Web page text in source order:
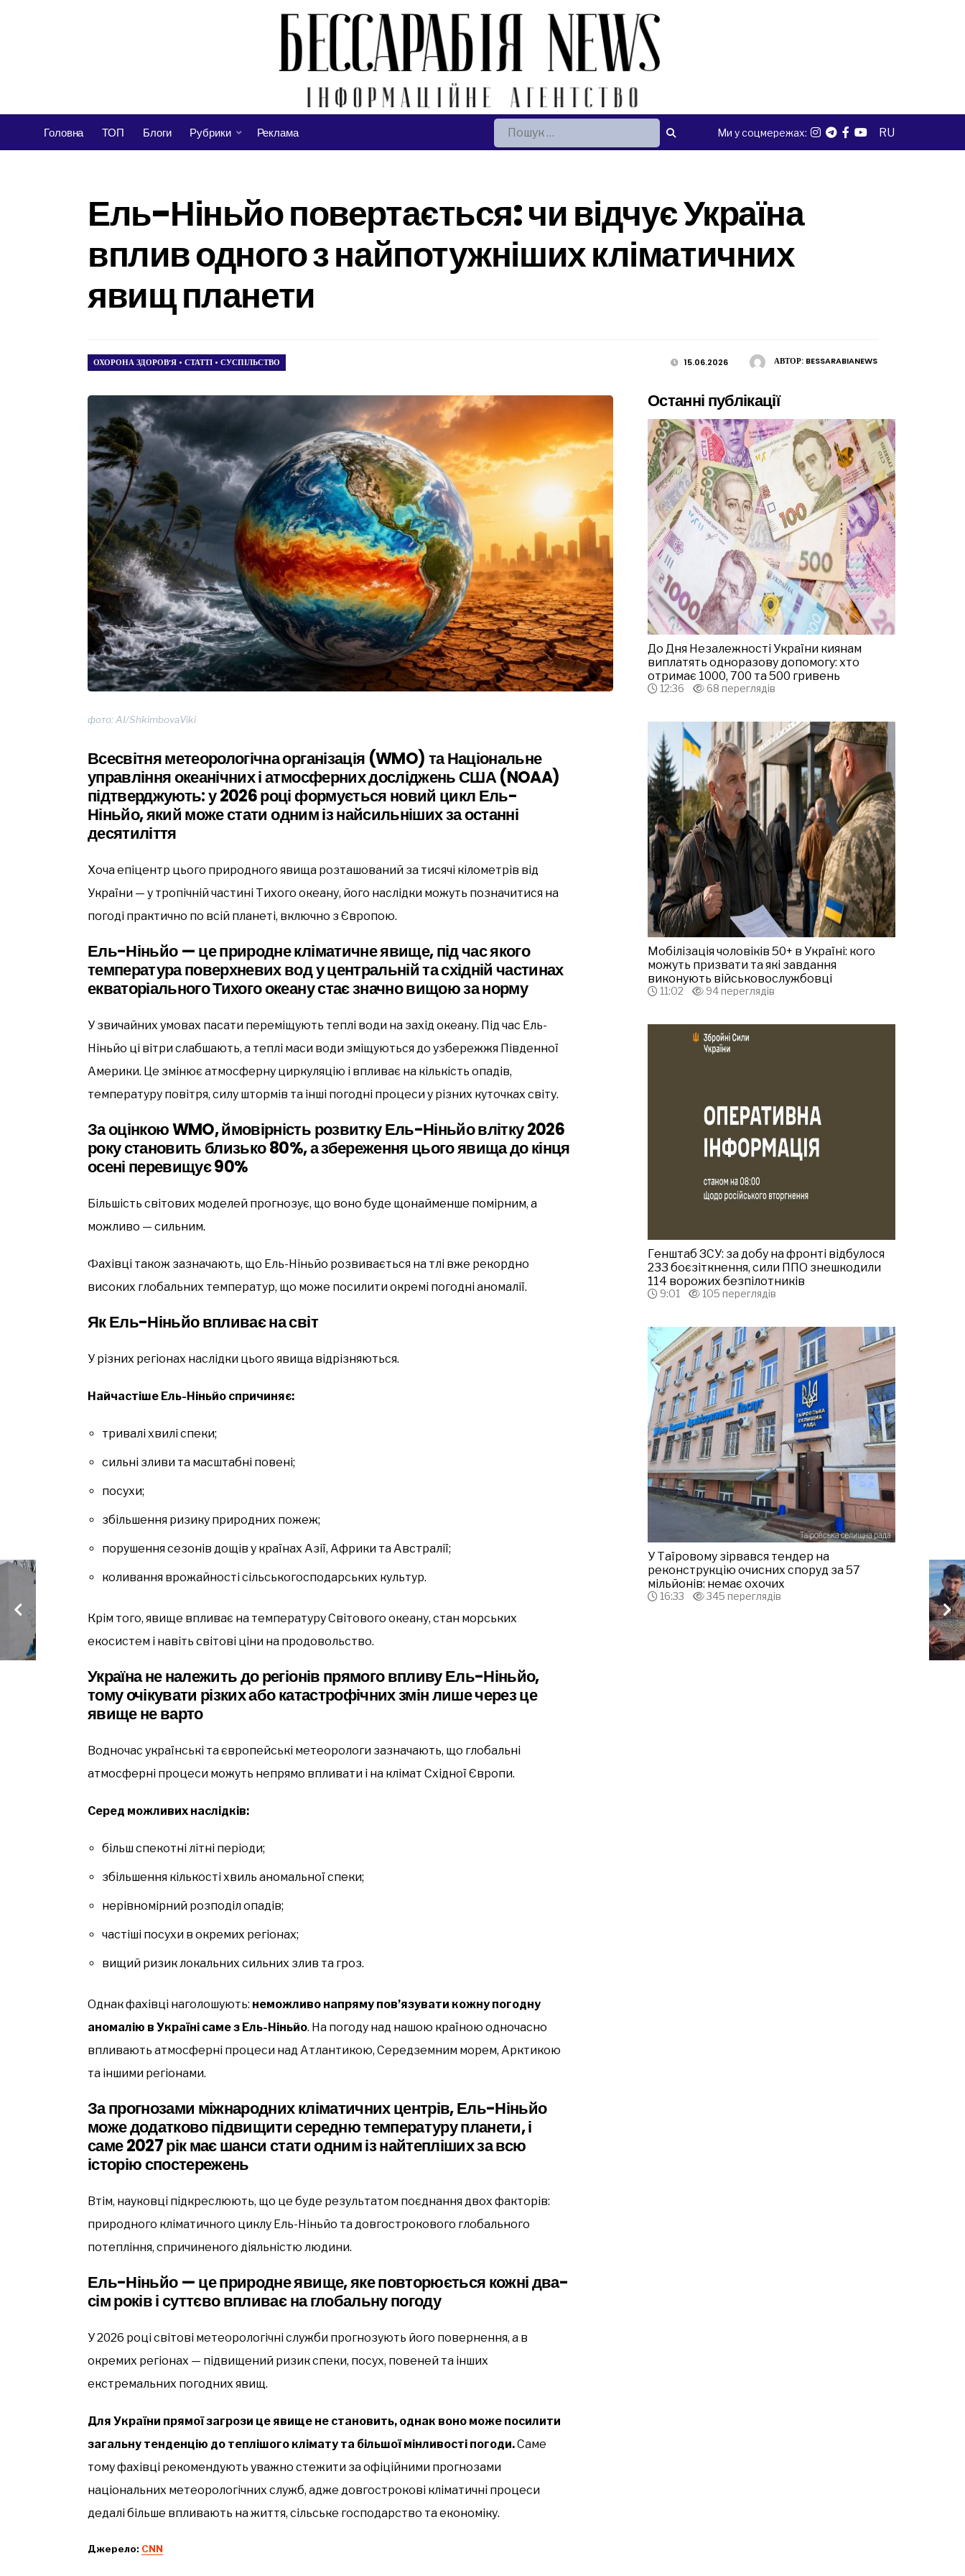
Головна ТОП Блоги Рубрики Реклама Пошук: Ми у соцмережах: RU
Ель-Ніньйо повертається: чи відчує Україна
вплив одного з найпотужніших кліматичних
явищ планети
АВТОР: BESSARABIANEWS
15.06.2026
ОХОРОНА ЗДОРОВ’Я • СТАТТІ • СУСПІЛЬСТВО
фото: АІ/ShkimbovaViki
Всесвітня метеорологічна організація (WMO) та Національне
управління океанічних і атмосферних досліджень США (NOAA)
підтверджують: у 2026 році формується новий циклЕль-
Ніньйо, який може стати одним із найсильніших за останні
десятиліття
Хоча епіцентр цього природного явища розташований за тисячі кілометрів від
України — у тропічній частині Тихого океану, його наслідки можуть позначитися на
погоді практично по всій планеті, включно з Європою.
Ель-Ніньйо — це природне кліматичне явище, під час якого
температура поверхневих вод у центральній та східній частинах
екваторіального Тихого океану стає значно вищою за норму
У звичайних умовах пасати переміщують теплі води на захід океану. Під час Ель-
Ніньйо ці вітри слабшають, а теплі маси води зміщуються до узбережжя Південної
Америки. Це змінює атмосферну циркуляцію і впливає на кількість опадів,
температуру повітря, силу штормів та інші погодні процеси у різних куточках світу.
За оцінкою WMO, ймовірність розвитку Ель-Ніньйо влітку 2026
року становить близько80%, а збереження цього явища до кінця
осені перевищує90%
Більшість світових моделей прогнозує, що воно буде щонайменше помірним, а
можливо — сильним.
Фахівці також зазначають, що Ель-Ніньйо розвивається на тлі вже рекордно
високих глобальних температур, що може посилити окремі погодні аномалії.
Як Ель-Ніньйо впливає на світ
У різних регіонах наслідки цього явища відрізняються.
Найчастіше Ель-Ніньйо спричиняє:
тривалі хвилі спеки;
сильні зливи та масштабні повені;
посухи;
збільшення ризику природних пожеж;
порушення сезонів дощів у країнах Азії, Африки та Австралії;
коливання врожайності сільськогосподарських культур.
Крім того, явище впливає на температуру Світового океану, стан морських
екосистем і навіть світові ціни на продовольство.
Україна не належить до регіонів прямого впливу Ель-Ніньйо,
тому очікувати різких або катастрофічних змін лише через це
явище не варто
Водночас українські та європейські метеорологи зазначають, що глобальні
атмосферні процеси можуть непрямо впливати і на клімат Східної Європи.
Серед можливих наслідків:
більш спекотні літні періоди;
збільшення кількості хвиль аномальної спеки;
нерівномірний розподіл опадів;
частіші посухи в окремих регіонах;
вищий ризик локальних сильних злив та гроз.
Однак фахівці наголошують: неможливо напряму пов’язувати кожну погодну
аномалію в Україні саме з Ель-Ніньйо. На погоду над нашою країною одночасно
впливають атмосферні процеси над Атлантикою, Середземним морем, Арктикою
та іншими регіонами.
За прогнозами міжнародних кліматичних центрів, Ель-Ніньйо
може додатково підвищити середню температуру планети, і
саме 2027 рік має шанси стати одним із найтепліших за всю
історію спостережень
Втім, науковці підкреслюють, що це буде результатом поєднання двох факторів:
природного кліматичного циклу Ель-Ніньйо та довгострокового глобального
потепління, спричиненого діяльністю людини.
Ель-Ніньйо — це природне явище, яке повторюється кожні два-
сім років і суттєво впливає на глобальну погоду
У 2026 році світові метеорологічні служби прогнозують його повернення, а в
окремих регіонах — підвищений ризик спеки, посух, повеней та інших
екстремальних погодних явищ.
Для України прямої загрози це явище не становить, однак воно може посилити
загальну тенденцію до теплішого клімату та більшої мінливості погоди.Саме
тому фахівці рекомендують уважно стежити за офіційними прогнозами
національних метеорологічних служб, адже довгострокові кліматичні процеси
дедалі більше впливають на життя, сільське господарство та економіку.
Джерело: CNN
Останні публікації
До Дня Незалежності України киянам
виплатять одноразову допомогу: хто
отримає 1000, 700 та 500 гривень
12:36 68 переглядів
Мобілізація чоловіків 50+ в Україні: кого
можуть призвати та які завдання
виконують військовослужбовці
11:02 94 переглядів
Генштаб ЗСУ: за добу на фронті відбулося
233 боєзіткнення, сили ППО знешкодили
114 ворожих безпілотників
9:01 105 переглядів
У Таїровому зірвався тендер на
реконструкцію очисних споруд за 57
мільйонів: немає охочих
16:33 345 переглядів